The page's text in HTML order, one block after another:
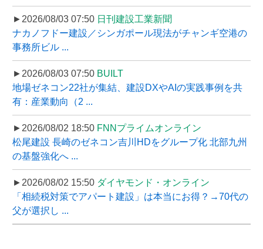
►2026/08/03 07:50 日刊建設工業新聞
ナカノフドー建設／シンガポール現法がチャンギ空港の
事務所ビル ...
►2026/08/03 07:50 BUILT
地場ゼネコン22社が集結、建設DXやAIの実践事例を共
有：産業動向（2 ...
►2026/08/02 18:50 FNNプライムオンライン
松尾建設 長崎のゼネコン吉川HDをグループ化 北部九州
の基盤強化へ ...
►2026/08/02 15:50 ダイヤモンド・オンライン
「相続税対策でアパート建設」は本当にお得？→70代の
父が選択し ...